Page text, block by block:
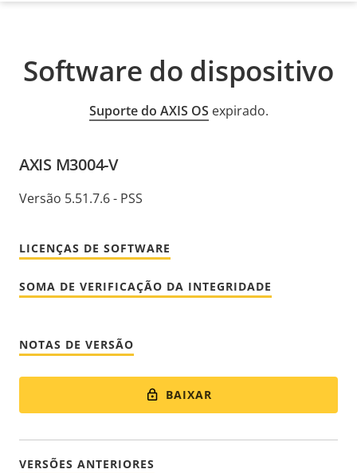
Software do dispositivo
Suporte do AXIS OS expirado.
AXIS M3004-V
Versão 5.51.7.6 - PSS
LICENÇAS DE SOFTWARE
SOMA DE VERIFICAÇÃO DA INTEGRIDADE
NOTAS DE VERSÃO
BAIXAR
VERSÕES ANTERIORES